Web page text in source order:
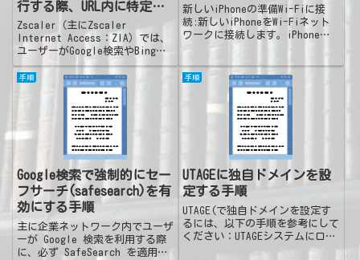
行する際、URL内に特定の
キーワードが含まれている
場合にアクセスをブロック
する設定
Zscaler（主にZscaler
Internet Access：ZIA）では、
ユーザーがGoogle検索やBing検
索を実行する際、URL内に特定の
キーワードが含まれている場合に
アクセスをブロックする設定を行
うことが可能です。※なお、
新しいiPhoneの準備Wi-Fiに接
続:新しいiPhoneをWi-Fiネット
ワークに接続します。iPhoneの
電源を入れ、画面の案内に従って
送方法eSIMクイック転送を利用
する場合設定アプリを開く:新し
手順
Google検索で強制的にセー
フサーチ(safesearch)を有
効にする手順
主に企業ネットワーク内でユーザ
ーが Google 検索を利用する際
に、必ず SafeSearch を適用さ
手順
UTAGEに独自ドメインを設
定する手順
UTAGE(で独自ドメインを設定す
るには、以下の手順を参考にして
ください：UTAGEシステムにログ
イン：UTAGEの管理画面にログイ